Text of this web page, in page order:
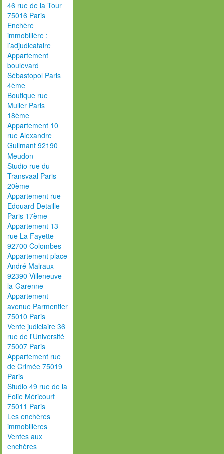
46 rue de la Tour
75016 Paris
Enchère
immobilière :
l’adjudicataire
Appartement
boulevard
Sébastopol Paris
4ème
Boutique rue
Muller Paris
18ème
Appartement 10
rue Alexandre
Guilmant 92190
Meudon
Studio rue du
Transvaal Paris
20ème
Appartement rue
Edouard Detaille
Paris 17ème
Appartement 13
rue La Fayette
92700 Colombes
Appartement place
André Malraux
92390 Villeneuve-
la-Garenne
Appartement
avenue Parmentier
75010 Paris
Vente judiciaire 36
rue de l'Université
75007 Paris
Appartement rue
de Crimée 75019
Paris
Studio 49 rue de la
Folie Méricourt
75011 Paris
Les enchères
immobilières
Ventes aux
enchères